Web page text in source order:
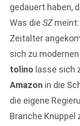
gedauert haben,
Was die SZmeint:
Zeitalter
sich zu
tolino lasse sich
Amazon in die
die eigene
Branche Knüppel